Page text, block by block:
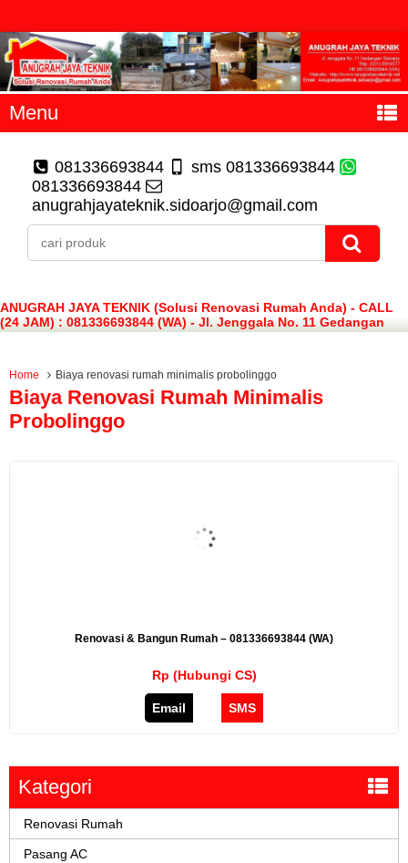
Menu
081336693844
sms 081336693844
081336693844
anugrahjayateknik.sidoarjo@gmail.com
ANUGRAH JAYA TEKNIK (Solusi Renovasi Rumah Anda) - CALL
(24 JAM) : 081336693844 (WA) - Jl. Jenggala No. 11 Gedangan
Sidoarjo
Home Biaya renovasi rumah minimalis probolinggo
Biaya Renovasi Rumah Minimalis
Probolinggo
Renovasi & Bangun Rumah – 081336693844 (WA)
Rp (Hubungi CS)
Email SMS
Kategori
Renovasi Rumah
Pasang AC